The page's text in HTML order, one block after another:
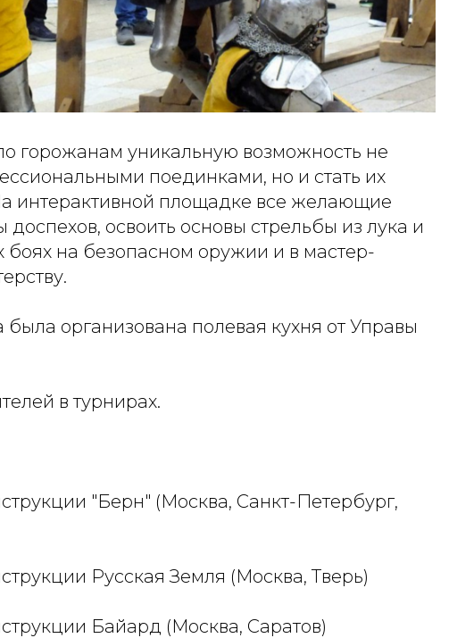
горожанам уникальную возможность не
поединками, но и стать их
интерактивной площадке все желающие
освоить основы стрельбы из лука и
боях на безопасном оружии и в мастер-
была организована полевая кухня от Управы
в турнирах.
"Берн" (Москва, Санкт-Петербург,
Русская Земля (Москва, Тверь)
Байард (Москва, Саратов)